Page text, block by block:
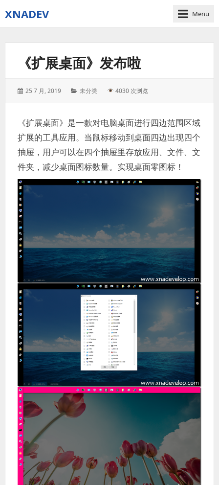
XNADEV Menu
《扩展桌面》发布啦
Posted
25 7 月, 2019 Categories:
未分类 4030 次浏览
《扩展桌面》是一款对电脑桌面进行四边范围区域
扩展的工具应用。当鼠标移动到桌面四边出现四个
抽屉，用户可以在四个抽屉里存放应用、文件、文
件夹，减少桌面图标数量。实现桌面零图标！